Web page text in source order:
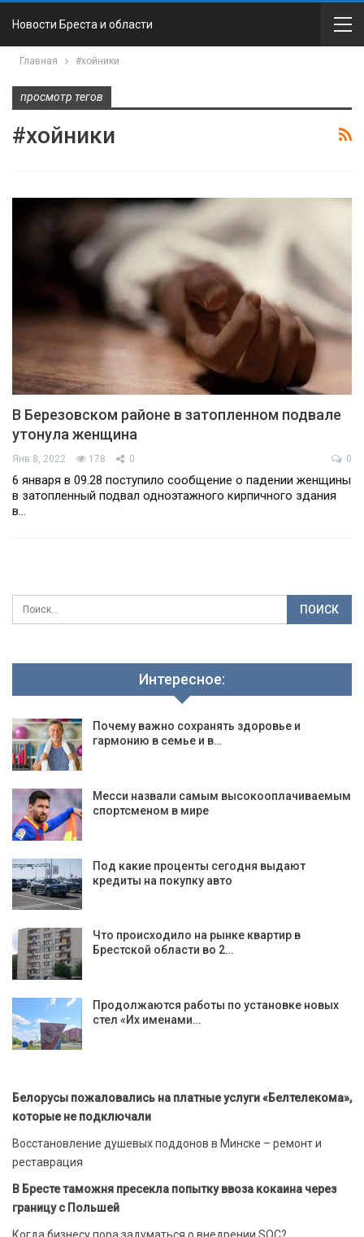
Новости Бреста и области
Главная #хойники
просмотр тегов
#хойники
В Березовском районе в затопленном подвале
утонула женщина
Янв 8, 2022 178 0 0
6 января в 09.28 поступило сообщение о падении женщины
в затопленный подвал одноэтажного кирпичного здания
в…
Интересное:
Почему важно сохранять здоровье и
гармонию в семье и в…
Месси назвали самым высокооплачиваемым
спортсменом в мире
Под какие проценты сегодня выдают
кредиты на покупку авто
Что происходило на рынке квартир в
Брестской области во 2…
Продолжаются работы по установке новых
стел «Их именами…
Белорусы пожаловались на платные услуги «Белтелекома»,
которые не подключали
Восстановление душевых поддонов в Минске – ремонт и
реставрация
В Бресте таможня пресекла попытку ввоза кокаина через
границу с Польшей
Когда бизнесу пора задуматься о внедрении SOC?